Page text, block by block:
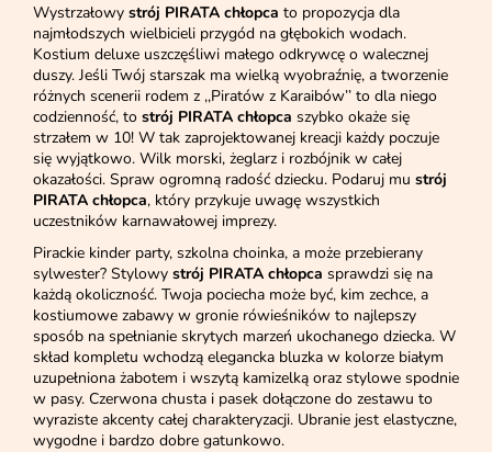
Wystrzałowy strój PIRATA chłopca to propozycja dla
najmłodszych wielbicieli przygód na głębokich wodach.
Kostium deluxe uszczęśliwi małego odkrywcę o walecznej
duszy. Jeśli Twój starszak ma wielką wyobraźnię, a tworzenie
różnych scenerii rodem z ,,Piratów z Karaibów’’ to dla niego
codzienność, to strój PIRATA chłopca szybko okaże się
strzałem w 10! W tak zaprojektowanej kreacji każdy poczuje
się wyjątkowo. Wilk morski, żeglarz i rozbójnik w całej
okazałości. Spraw ogromną radość dziecku. Podaruj mu strój
PIRATA chłopca, który przykuje uwagę wszystkich
uczestników karnawałowej imprezy.
Pirackie kinder party, szkolna choinka, a może przebierany
sylwester? Stylowy strój PIRATA chłopca sprawdzi się na
każdą okoliczność. Twoja pociecha może być, kim zechce, a
kostiumowe zabawy w gronie rówieśników to najlepszy
sposób na spełnianie skrytych marzeń ukochanego dziecka. W
skład kompletu wchodzą elegancka bluzka w kolorze białym
uzupełniona żabotem i wszytą kamizelką oraz stylowe spodnie
w pasy. Czerwona chusta i pasek dołączone do zestawu to
wyraziste akcenty całej charakteryzacji. Ubranie jest elastyczne,
wygodne i bardzo dobre gatunkowo.